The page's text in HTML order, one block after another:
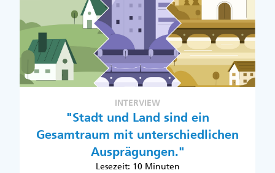
INTERVIEW
"Stadt und Land sind ein
Gesamtraum mit unterschiedlichen
Ausprägungen."
Lesezeit: 10 Minuten